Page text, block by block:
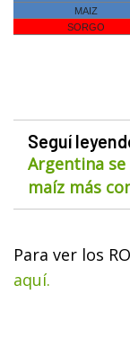
MAIZ
SORGO
Seguí
Argentina
maíz más
Para ver los
aquí.